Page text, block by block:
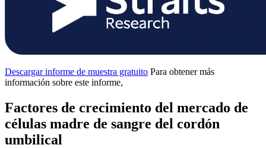
Descargar informe de muestra gratuito Para obtener más
información sobre este informe,
Factores de crecimiento del mercado de
células madre de sangre del cordón
umbilical